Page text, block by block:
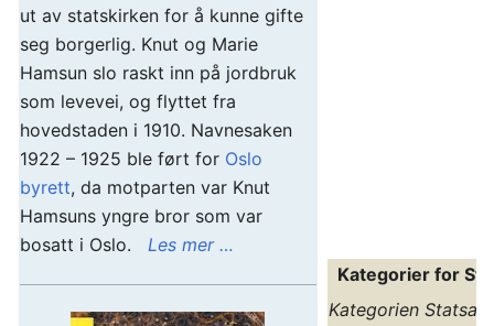
ut av statskirken for å kunne gifte
seg borgerlig. Knut og Marie
Hamsun slo raskt inn på jordbruk
som levevei, og flyttet fra
hovedstaden i 1910. Navnesaken
1922 – 1925 ble ført for Oslo
byrett, da motparten var Knut
Hamsuns yngre bror som var
bosatt i Oslo. Les mer …
Kategorier for
Kategorien